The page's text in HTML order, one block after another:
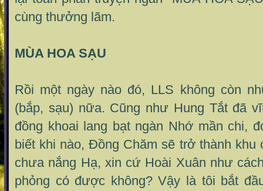
cùng thưởng lãm.
MÙA HOA SẠU
Rồi một ngày nào đó, LLS không còn
(bắp, sạu) nữa. Cũng như Hung Tắt đã
đồng khoai lang bạt ngàn Nhớ mần chi,
biết khi nào, Đồng Chăm sẽ trở thành khu
chưa nắng Hạ, xin cứ Hoài Xuân như
phỏng có được không? Vậy là tôi bắt